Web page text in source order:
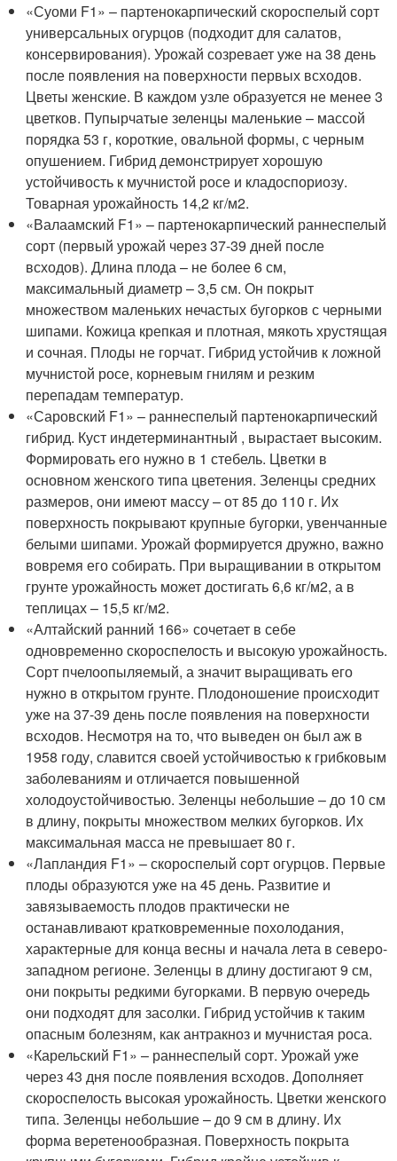
«Суоми F1» – партенокарпический скороспелый сорт
универсальных огурцов (подходит для салатов,
консервирования). Урожай созревает уже на 38 день
после появления на поверхности первых всходов.
Цветы женские. В каждом узле образуется не менее 3
цветков. Пупырчатые зеленцы маленькие – массой
порядка 53 г, короткие, овальной формы, с черным
опушением. Гибрид демонстрирует хорошую
устойчивость к мучнистой росе и кладоспориозу.
Товарная урожайность 14,2 кг/м2.
«Валаамский F1» – партенокарпический раннеспелый
сорт (первый урожай через 37-39 дней после
всходов). Длина плода – не более 6 см,
максимальный диаметр – 3,5 см. Он покрыт
множеством маленьких нечастых бугорков с черными
шипами. Кожица крепкая и плотная, мякоть хрустящая
и сочная. Плоды не горчат. Гибрид устойчив к ложной
мучнистой росе, корневым гнилям и резким
перепадам температур.
«Саровский F1» – раннеспелый партенокарпический
гибрид. Куст индетерминантный , вырастает высоким.
Формировать его нужно в 1 стебель. Цветки в
основном женского типа цветения. Зеленцы средних
размеров, они имеют массу – от 85 до 110 г. Их
поверхность покрывают крупные бугорки, увенчанные
белыми шипами. Урожай формируется дружно, важно
вовремя его собирать. При выращивании в открытом
грунте урожайность может достигать 6,6 кг/м2, а в
теплицах – 15,5 кг/м2.
«Алтайский ранний 166» сочетает в себе
одновременно скороспелость и высокую урожайность.
Сорт пчелоопыляемый, а значит выращивать его
нужно в открытом грунте. Плодоношение происходит
уже на 37-39 день после появления на поверхности
всходов. Несмотря на то, что выведен он был аж в
1958 году, славится своей устойчивостью к грибковым
заболеваниям и отличается повышенной
холодоустойчивостью. Зеленцы небольшие – до 10 см
в длину, покрыты множеством мелких бугорков. Их
максимальная масса не превышает 80 г.
«Лапландия F1» – скороспелый сорт огурцов. Первые
плоды образуются уже на 45 день. Развитие и
завязываемость плодов практически не
останавливают кратковременные похолодания,
характерные для конца весны и начала лета в северо-
западном регионе. Зеленцы в длину достигают 9 см,
они покрыты редкими бугорками. В первую очередь
они подходят для засолки. Гибрид устойчив к таким
опасным болезням, как антракноз и мучнистая роса.
«Карельский F1» – раннеспелый сорт. Урожай уже
через 43 дня после появления всходов. Дополняет
скороспелость высокая урожайность. Цветки женского
типа. Зеленцы небольшие – до 9 см в длину. Их
форма веретенообразная. Поверхность покрыта